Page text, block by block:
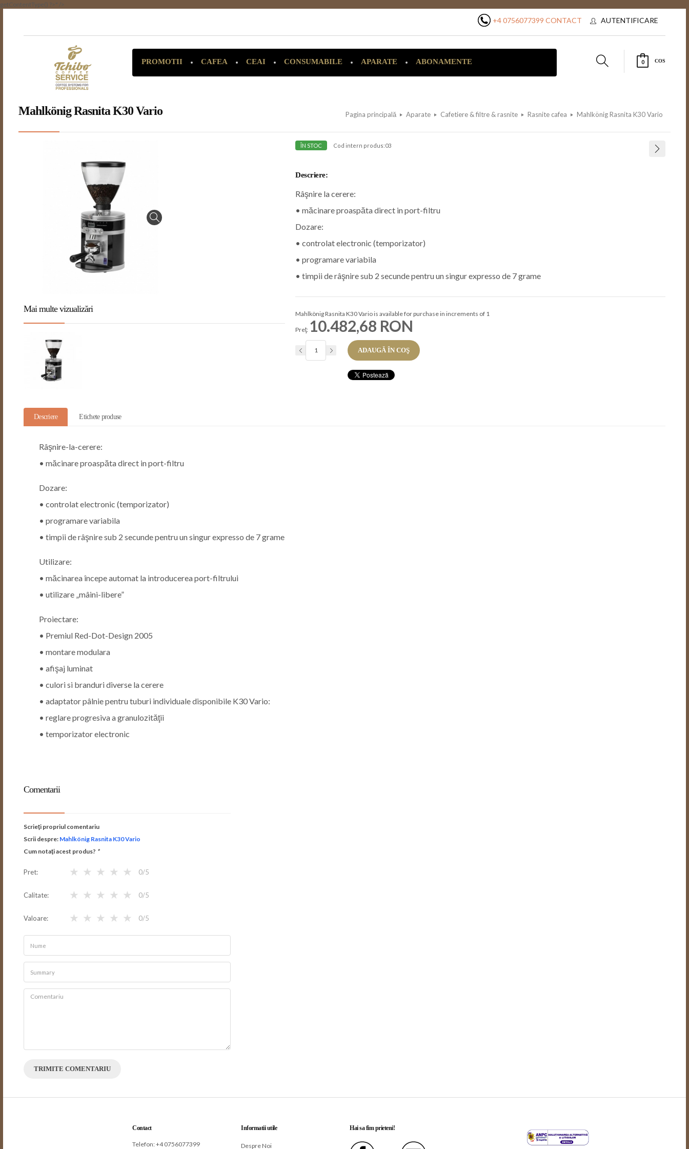
getContentType() ?>" />
+4 0756077399 CONTACT AUTENTIFICARE
PROMOTII CAFEA CEAI CONSUMABILE APARATE ABONAMENTE 0 COS
Mahlkönig Rasnita K30 Vario Pagina principală Aparate Cafetiere & filtre & rasnite Rasnite cafea Mahlkönig Rasnita K30 Vario
Mai multe vizualizări
ÎN STOC Cod intern produs:03
Descriere:
Râşnire la cerere:
• măcinare proaspăta direct in port-filtru
Dozare:
• controlat electronic (temporizator)
• programare variabila
• timpii de râşnire sub 2 secunde pentru un singur expresso de 7 grame
Mahlkönig Rasnita K30 Vario is available for purchase in increments of 1
Preţ: 10.482,68 RON
ADAUGĂ ÎN COŞ
Descriere Etichete produse
Râşnire-la-cerere:
• măcinare proaspăta direct in port-filtru
Dozare:
• controlat electronic (temporizator)
• programare variabila
• timpii de râşnire sub 2 secunde pentru un singur expresso de 7 grame
Utilizare:
• măcinarea începe automat la introducerea port-filtrului
• utilizare „mâini-libere”
Proiectare:
• Premiul Red-Dot-Design 2005
• montare modulara
• afişaj luminat
• culori si branduri diverse la cerere
• adaptator pâlnie pentru tuburi individuale disponibile K30 Vario:
• reglare progresiva a granulozităţii
• temporizator electronic
Comentarii
Scrieţi propriul comentariu
Scrii despre: Mahlkönig Rasnita K30 Vario
Cum notaţi acest produs? *
Pret ★ ★ ★ ★ ★ 0/5
Calitate ★ ★ ★ ★ ★ 0/5
Valoare ★ ★ ★ ★ ★ 0/5
TRIMITE COMENTARIU
Contact
Telefon: +4 0756077399
Informatii utile
Despre Noi
Hai sa fim prieteni!